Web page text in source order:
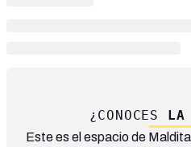
¿CONOCES LA
Este es el espacio de